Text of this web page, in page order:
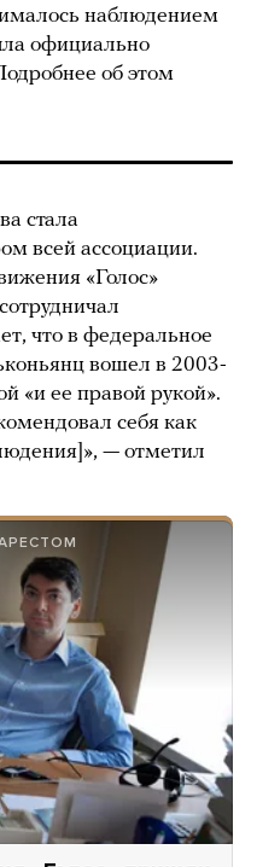
наблюдением
официально
об этом
стала
всей ассоциации.
«Голос»
что в федеральное
вошел в 2003-
«и ее правой рукой».
себя как
— отметил